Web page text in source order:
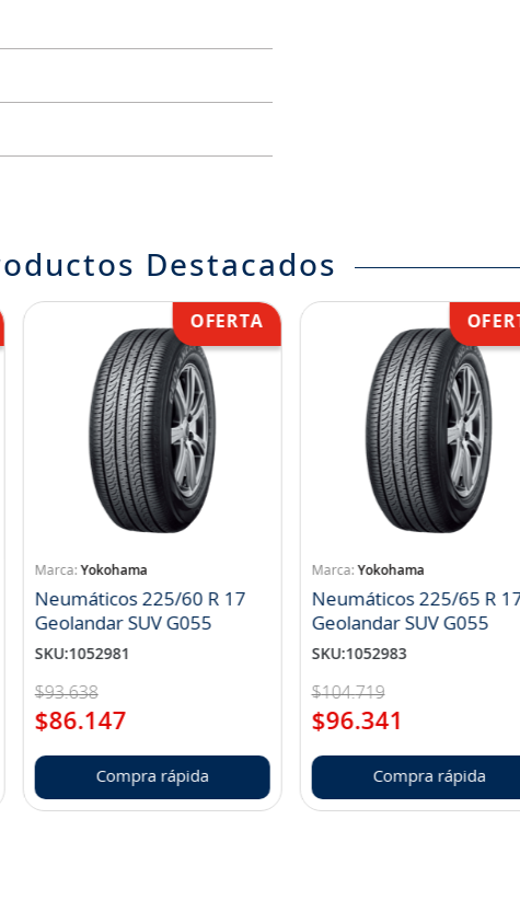
Destacados
Yokohama
Neumáticos 225/60 R 17
Geolandar SUV G055
SKU:1052981
$93.638
$86.147
Compra rápida
Yokohama
Neumáticos 225/65 R
Geolandar SUV G055
SKU:1052983
$104.719
$96.341
Compra rápida